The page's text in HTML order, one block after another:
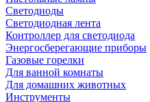
Светодиоды
Светодиодная лента
Контроллер для светодиода
Энергосберегающие приборы
Газовые горелки
Для ванной комнаты
Для домашних животных
Инструменты